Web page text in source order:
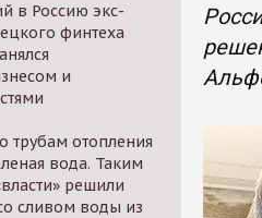
в Россию экс-
финтеха
и
трубам отопления
вода. Таким
решили
сливом воды из